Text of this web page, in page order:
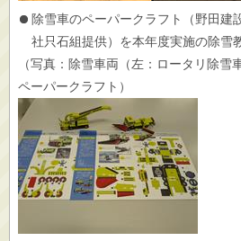
除雪車のペーパークラフト（野田建
社只石組提供）を本年度実施の除雪
（写真：除雪車両（左：ロータリ除雪
ペーパークラフト）